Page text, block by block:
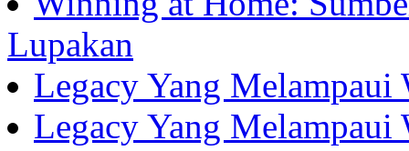
Lupakan
Legacy Yang Melampaui
Legacy Yang Melampaui